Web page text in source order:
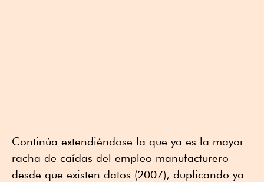
Continúa extendiéndose la que ya es la mayor
racha de caídas del empleo manufacturero
desde que existen datos (2007), duplicando ya